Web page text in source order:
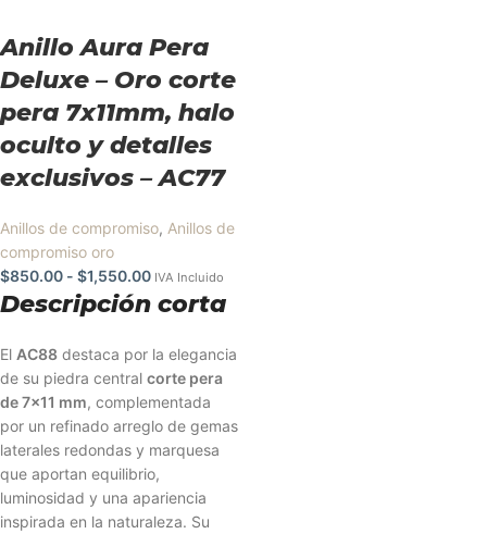
Anillo Aura Pera
Deluxe – Oro corte
pera 7x11mm, halo
oculto y detalles
exclusivos – AC77
Anillos de compromiso, Anillos de
compromiso oro
$850.00 - $1,550.00 IVA Incluido
Descripción corta
El AC88 destaca por la elegancia
de su piedra central corte pera
de 7x11 mm, complementada
por un refinado arreglo de gemas
laterales redondas y marquesa
que aportan equilibrio,
luminosidad y una apariencia
inspirada en la naturaleza. Su